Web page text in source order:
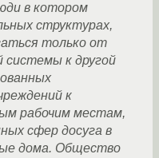
в котором
структурах,
только от
системы к другой
к
рабочим местам,
сфер досуга в
дома. Общество